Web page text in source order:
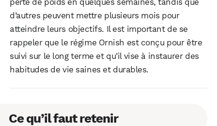
d’autres peuvent mettre plusieurs mois pour
atteindre leurs objectifs. Il est important de se
rappeler que le régime Ornish est conçu pour être
suivi sur le long terme et qu’il vise à instaurer des
habitudes de vie saines et durables.
Ce qu’il faut retenir